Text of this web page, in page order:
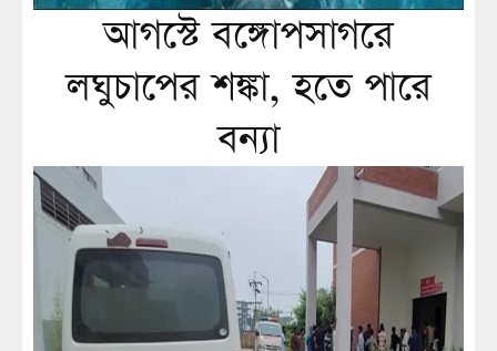
আগস্টে বঙ্গোপসাগরে
লঘুচাপের শঙ্কা, হতে পারে
বন্যা